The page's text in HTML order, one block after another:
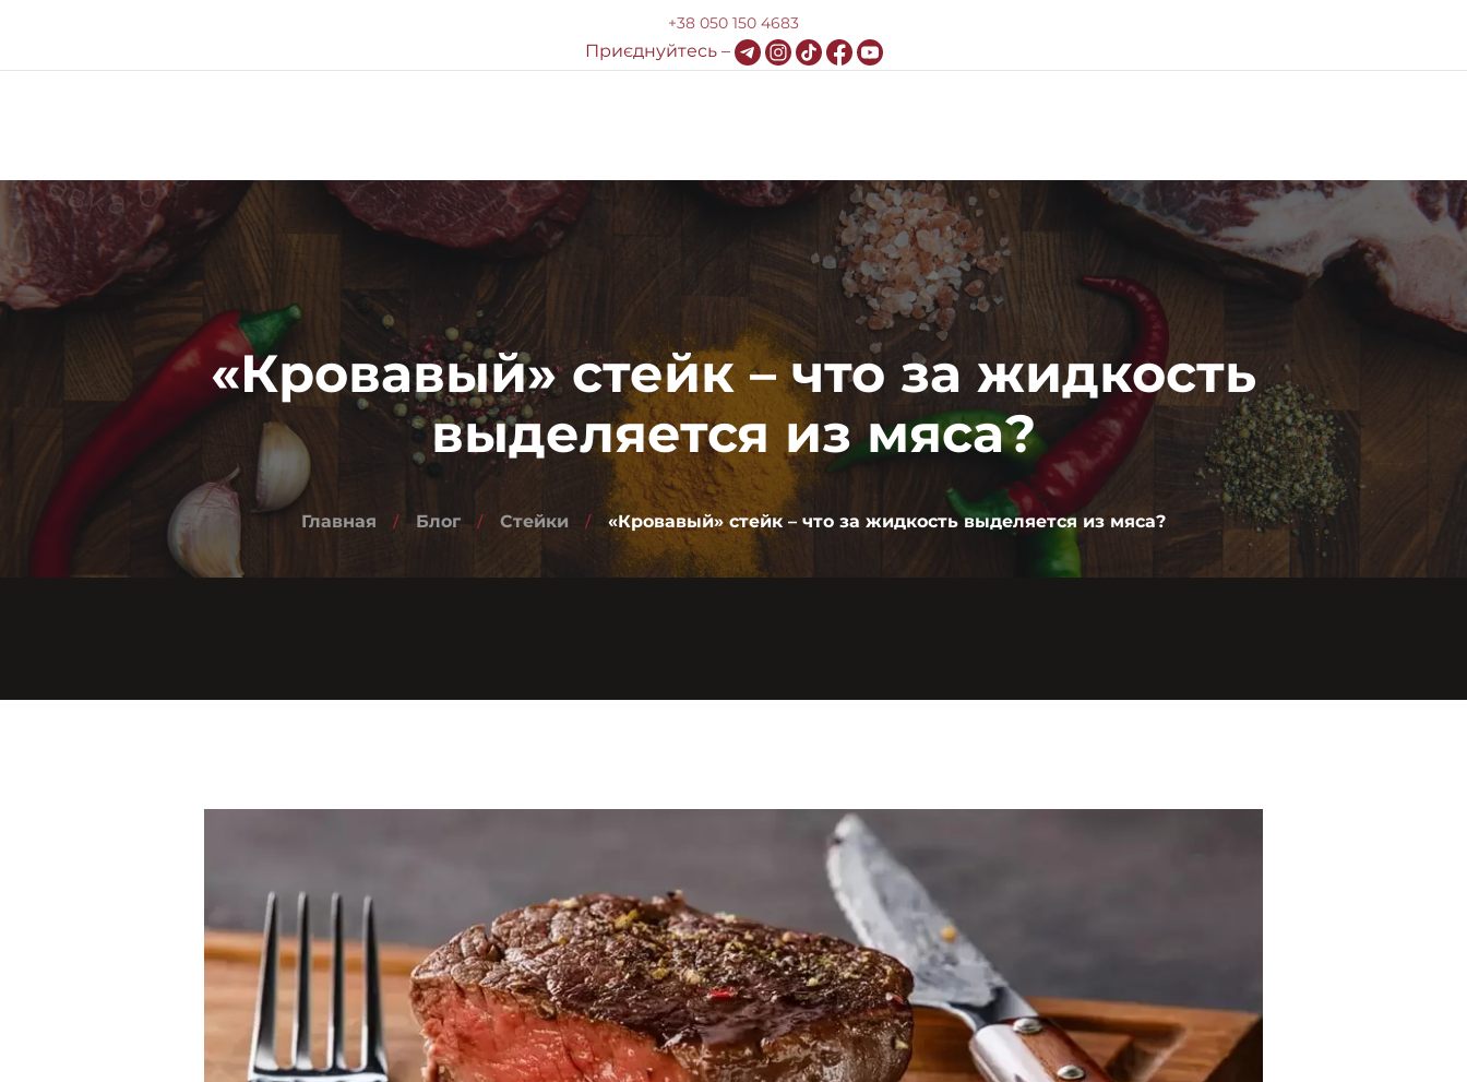
+38 050 150 4683
Приєднуйтесь –
Меню Про компанию Доставка и оплата HoReCa Блог Контакты
«Кровавый» стейк – что за жидкость
выделяется из мяса?
Главная Блог Стейки «Кровавый» стейк – что за жидкость выделяется из мяса?